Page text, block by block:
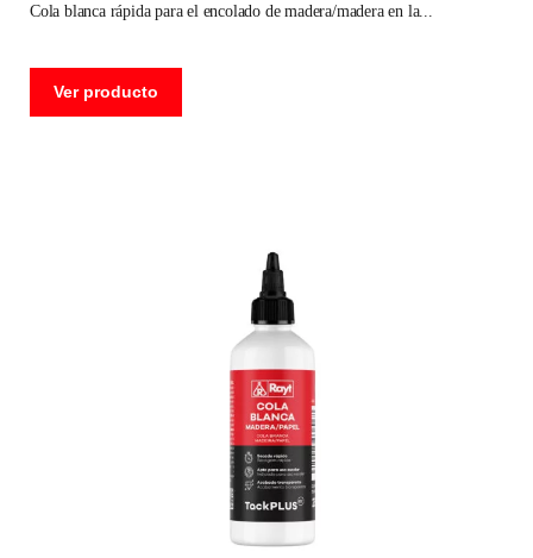
cola blanca rápida para el encolado de madera/madera en la
Ver producto